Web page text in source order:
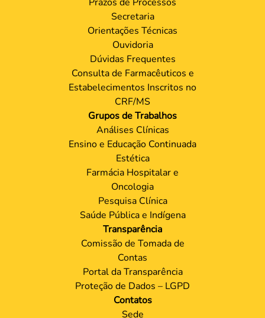
Secretaria
Orientações Técnicas
Ouvidoria
Dúvidas Frequentes
Consulta de Farmacêuticos e
Estabelecimentos Inscritos no
CRF/MS
Grupos de Trabalhos
Análises Clínicas
Ensino e Educação Continuada
Estética
Farmácia Hospitalar e
Oncologia
Pesquisa Clínica
Saúde Pública e Indígena
Transparência
Comissão de Tomada de
Contas
Portal da Transparência
Proteção de Dados – LGPD
Contatos
Sede